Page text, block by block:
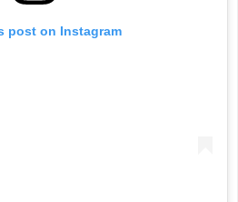
post on Instagram